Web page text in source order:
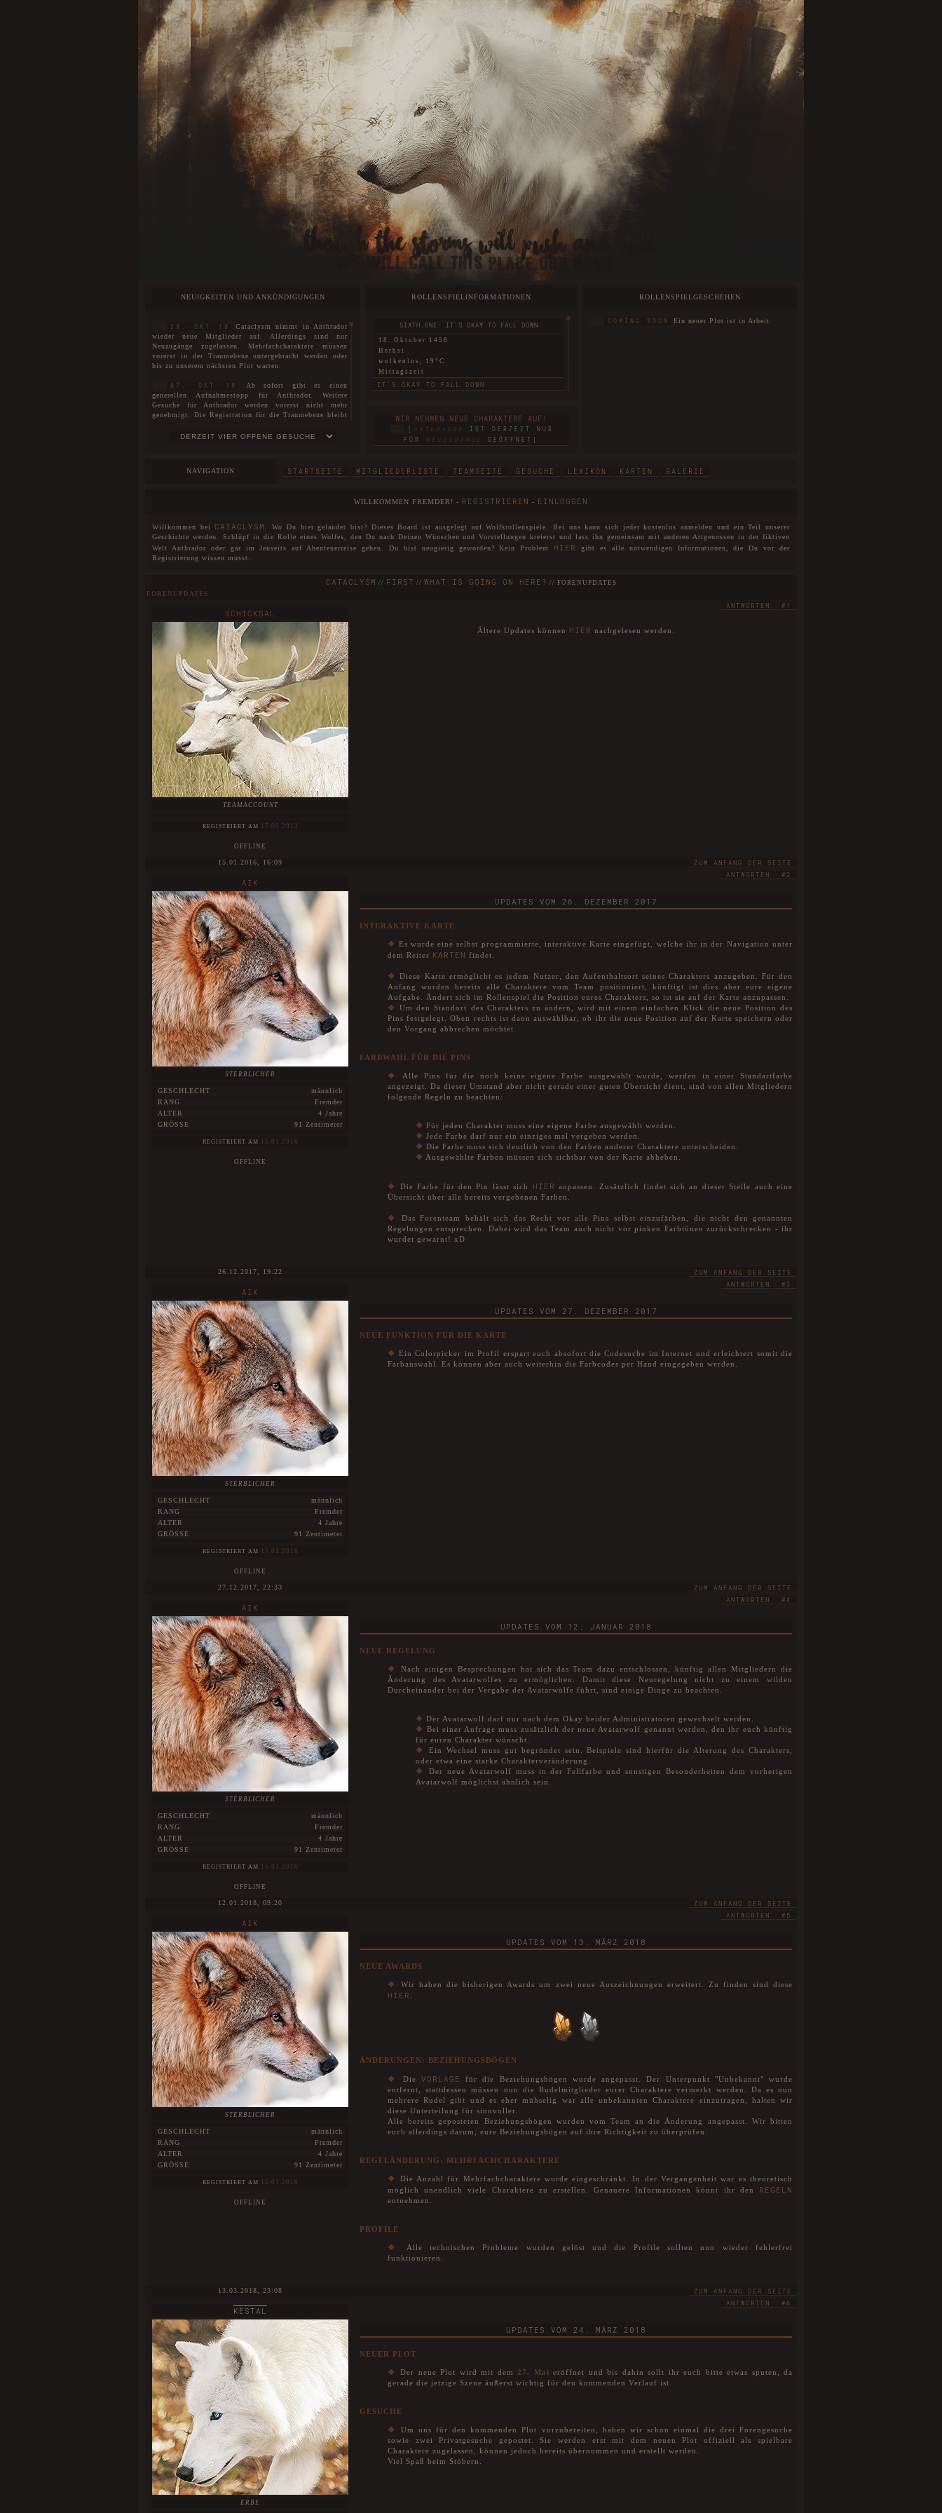
NEUIGKEITEN UND ANKÜNDIGUNGEN ROLLENSPIELINFORMATIONEN ROLLENSPIELGESCHEHEN
29. OKT 18
Cataclysm nimmt in Anthrador
wieder neue Mitglieder auf. Allerdings sind nur
Neuzugänge zugelassen. Mehrfachcharaktere müssen
vorerst in der Traumebene untergebracht werden oder
bis zu unserem nächsten Plot warten.
07. OKT 18
Ab sofort gibt es einen
generellen Aufnahmestopp für Anthrador. Weitere
Gesuche für Anthrador werden vorerst nicht mehr
genehmigt. Die Registration für die Traumebene bleibt
sich auf unsererWARTELISTEeintragen lassen.
neuen Plot wurde unser Aufnahmestopp aufgehoben und
wir begrüßen offiziell unsere Neuzugänge und heißen
25. MAI 18
noch Fehler und Probleme auftreten, so werden diese
schnellstmöglich behoben.
07. JAN 18 Cataclysm hat nun für Anthrador
eine interaktive Karte. Dies bedeutet, dass ihr euren
Wolf absofort selbst auf unserer Karte positionieren
könnt, damit jeder weiß wo euer Charakter sich
befindet. Als besonderes Add-on könnt ihr in eurem
Profil sogar eine Farbe für euren Pin wählen! Dafür
wurde extra ein Colorpicker im Nutzerprofil eingebaut.
Weitere Infos findet ihrHIER.
SIXTH.ONE: IT'S OKAY TO FALL DOWN
18. Oktober 1458
Herbst
wolkenlos, 19°C
Mittagszeit
IT'S OKAY TO FALL DOWN
nebelig, 6°C
THIS LAND THAT I REMEMBER
wolkenlos, 16°C
Mittagszeit
BEGGARS CAN'T BE CHOOSERS
COMING SOON Ein neuer Plot ist in Arbeit.
WIR NEHMEN NEUE CHARAKTERE AUF!
[ ANTHRADOR
IST DERZEIT NUR
FÜR
NEUZUGÄNGE GEÖFFNET]
NAVIGATION STARTSEITE MITGLIEDERLISTE TEAMSEITE GESUCHE LEXIKON KARTEN GALERIE
WILLKOMMEN FREMDER! - REGISTRIEREN - EINLOGGEN
Willkommen beiCATACLYSM
. Wo Du hier gelandet bist? Dieses Board ist ausgelegt auf Wolfsrollenspiele. Bei uns kann sich jeder kostenlos anmelden und ein Teil unserer
Geschichte werden. Schlüpf in die Rolle eines Wolfes, den Du nach Deinen Wünschen und Vorstellungen kreierst und lass ihn gemeinsam mit anderen Artgenossen in der fiktiven
Welt Anthrador oder gar im Jenseits auf Abenteuerreise gehen. Du bist neugierig geworden? Kein Problem HIER
gibt es alle notwendigen Informationen, die Du vor der
Registrierung wissen musst.
CATACLYSM // FIRST // WHAT IS GOING ON HERE? // FORENUPDATES
FORENUPDATES
SCHICKSAL
TEAMACCOUNT
REGISTRIERT AM 17.09.2013
OFFLINE
ANTWORTEN #1
Ältere Updates können HIER nachgelesen werden.
15.01.2016, 16:09 ZUM ANFANG DER SEITE
AIK
STERBLICHER
GESCHLECHT
männlich
RANG
Fremder
ALTER
4 Jahre
GRÖSSE
91 Zentimeter
REGISTRIERT AM 15.01.2016
OFFLINE
ANTWORTEN #2
UPDATES VOM 26. DEZEMBER 2017
INTERAKTIVE KARTE
❖ Es wurde eine selbst programmierte, interaktive Karte eingefügt, welche ihr in der Navigation unter
dem Reiter KARTEN findet.
❖
Diese Karte ermöglicht es jedem Nutzer, den Aufenthaltsort seines Charakters anzugeben. Für den
Anfang wurden bereits alle Charaktere vom Team positioniert, künftigt ist dies aber eure eigene
Aufgabe. Ändert sich im Rollenspiel die Position eures Charakters, so ist sie auf der Karte anzupassen.
❖
Um den Standort des Charakters zu ändern, wird mit einem einfachen Klick die neue Position des
Pins festgelegt. Oben rechts ist dann auswählbar, ob ihr die neue Position auf der Karte speichern oder
den Vorgang abbrechen möchtet.
FARBWAHL FÜR DIE PINS
❖
Alle Pins für die noch keine eigene Farbe ausgewählt wurde, werden in einer Standartfarbe
angezeigt. Da dieser Umstand aber nicht gerade einer guten Übersicht dient, sind von allen Mitgliedern
folgende Regeln zu beachten:
❖ Für jeden Charakter muss eine eigene Farbe ausgewählt werden.
❖ Jede Farbe darf nur ein einziges mal vergeben werden.
❖ Die Farbe muss sich deutlich von den Farben anderer Charaktere unterscheiden.
❖ Ausgewählte Farben müssen sich sichtbar von der Karte abheben.
❖ Die Farbe für den Pin lässt sich HIER anpassen. Zusätzlich findet sich an dieser Stelle auch eine
Übersicht über alle bereits vergebenen Farben.
❖
Das Forenteam behält sich das Recht vor alle Pins selbst einzufärben, die nicht den genannten
Regelungen entsprechen. Dabei wird das Team auch nicht vor pinken Farbtönen zurückschrecken - ihr
wurdet gewarnt! xD
26.12.2017, 19:22 ZUM ANFANG DER SEITE
AIK
STERBLICHER
GESCHLECHT
männlich
RANG
Fremder
ALTER
4 Jahre
GRÖSSE
91 Zentimeter
REGISTRIERT AM 15.01.2016
OFFLINE
ANTWORTEN #3
UPDATES VOM 27. DEZEMBER 2017
NEUE FUNKTION FÜR DIE KARTE
❖ Ein Colorpicker im Profil erspart euch absofort die Codesuche im Internet und erleichtert somit die
Farbauswahl. Es können aber auch weiterhin die Farbcodes per Hand eingegeben werden.
27.12.2017, 22:33 ZUM ANFANG DER SEITE
AIK
STERBLICHER
GESCHLECHT
männlich
RANG
Fremder
ALTER
4 Jahre
GRÖSSE
91 Zentimeter
REGISTRIERT AM 15.01.2016
OFFLINE
ANTWORTEN #4
UPDATES VOM 12. JANUAR 2018
NEUE REGELUNG
❖
Nach einigen Besprechungen hat sich das Team dazu entschlossen, künftig allen Mitgliedern die
Änderung des Avatarwolfes zu ermöglichen. Damit diese Neuregelung nicht zu einem wilden
Durcheinander bei der Vergabe der Avatarwölfe führt, sind einige Dinge zu beachten.
❖ Der Avatarwolf darf nur nach dem Okay beider Administratoren gewechselt werden.
❖ Bei einer Anfrage muss zusätzlich der neue Avatarwolf genannt werden, den ihr euch künftig
für euren Charakter wünscht.
❖
Ein Wechsel muss gut begründet sein. Beispiele sind hierfür die Alterung des Charakters,
oder etwa eine starke Charakterveränderung.
❖
Der neue Avatarwolf muss in der Fellfarbe und sonstigen Besonderheiten dem vorherigen
Avatarwolf möglichst ähnlich sein.
12.01.2018, 09:20 ZUM ANFANG DER SEITE
AIK
STERBLICHER
GESCHLECHT
männlich
RANG
Fremder
ALTER
4 Jahre
GRÖSSE
91 Zentimeter
REGISTRIERT AM 15.01.2016
OFFLINE
ANTWORTEN #5
UPDATES VOM 13. MÄRZ 2018
NEUE AWARDS
❖ Wir haben die bisherigen Awards um zwei neue Auszeichnungen erweitert. Zu finden sind diese
HIER
ÄNDERUNGEN: BEZIEHUNGSBÖGEN
❖ Die VORLAGE
für die Beziehungsbögen wurde angepasst. Der Unterpunkt "Unbekannt" wurde
entfernt, stattdessen müssen nun die Rudelmitglieder eurer Charaktere vermerkt werden. Da es nun
mehrere Rudel gibt und es eher mühselig war alle unbekannten Charaktere einzutragen, halten wir
diese Unterteilung für sinnvoller.
Alle bereits geposteten Beziehungsbögen wurden vom Team an die Änderung angepasst. Wir bitten
euch allerdings darum, eure Beziehungsbögen auf ihre Richtigkeit zu überprüfen.
REGELÄNDERUNG: MEHRFACHCHARAKTERE
❖
Die Anzahl für Mehrfachcharaktere wurde eingeschränkt. In der Vergangenheit war es theoretisch
möglich unendlich viele Charaktere zu erstellen. Genauere Informationen könnt ihr den REGELN
entnehmen.
PROFILE
❖
Alle technischen Probleme wurden gelöst und die Profile sollten nun wieder fehlerfrei
funktionieren.
13.03.2018, 23:08 ZUM ANFANG DER SEITE
KESTAL
ERBE
ANTWORTEN #6
UPDATES VOM 24. MÄRZ 2018
NEUER PLOT
❖ Der neue Plot wird mit dem 27. Mai eröffnet und bis dahin sollt ihr euch bitte etwas sputen, da
gerade die jetzige Szene äußerst wichtig für den kommenden Verlauf ist.
GESUCHE
❖
Um uns für den kommenden Plot vorzubereiten, haben wir schon einmal die drei Forengesuche
sowie zwei Privatgesuche gepostet. Sie werden erst mit dem neuen Plot offiziell als spielbare
Charaktere zugelassen, können jedoch bereits übernommen und erstellt werden.
Viel Spaß beim Stöbern.